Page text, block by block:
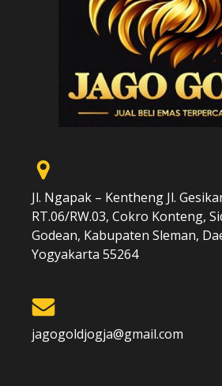
Jl. Ngapak – Kentheng Jl.
RT.06/RW.03, Cokro Konteng,
Godean, Kabupaten Sleman,
Yogyakarta 55264
jagogoldjogja@gmail.com